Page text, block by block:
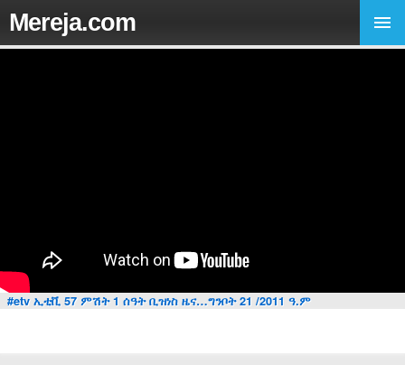
Mereja.com
#etv ኢቲቪ 57 ምሽት 1 ሰዓት ቢዝነስ ዜና…ግንቦት 21 /2011 ዓ.ም